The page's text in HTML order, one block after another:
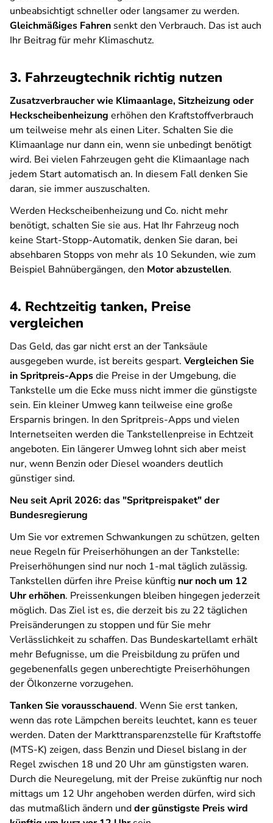
unbeabsichtigt schneller oder langsamer zu werden.
Gleichmäßiges Fahren senkt den Verbrauch. Das ist auch
Ihr Beitrag für mehr Klimaschutz.
3. Fahrzeugtechnik richtig nutzen
Zusatzverbraucher wie Klimaanlage, Sitzheizung oder
Heckscheibenheizung erhöhen den Kraftstoffverbrauch
um teilweise mehr als einen Liter. Schalten Sie die
Klimaanlage nur dann ein, wenn sie unbedingt benötigt
wird. Bei vielen Fahrzeugen geht die Klimaanlage nach
jedem Start automatisch an. In diesem Fall denken Sie
daran, sie immer auszuschalten.
Werden Heckscheibenheizung und Co. nicht mehr
benötigt, schalten Sie sie aus. Hat Ihr Fahrzeug noch
keine Start-Stopp-Automatik, denken Sie daran, bei
absehbaren Stopps von mehr als 10 Sekunden, wie zum
Beispiel Bahnübergängen, den Motor abzustellen.
4. Rechtzeitig tanken, Preise
vergleichen
Das Geld, das gar nicht erst an der Tanksäule
ausgegeben wurde, ist bereits gespart. Vergleichen Sie
in Spritpreis-Appsdie Preise in der Umgebung, die
Tankstelle um die Ecke muss nicht immer die günstigste
sein. Ein kleiner Umweg kann teilweise eine große
Ersparnis bringen. In den Spritpreis-Apps und vielen
Internetseiten werden die Tankstellenpreise in Echtzeit
angeboten. Ein längerer Umweg lohnt sich aber meist
nur, wenn Benzin oder Diesel woanders deutlich
günstiger sind.
Neu seit April 2026: das "Spritpreispaket" der
Bundesregierung
Um Sie vor extremen Schwankungen zu schützen, gelten
neue Regeln für Preiserhöhungen an der Tankstelle:
Preiserhöhungen sind nur noch 1-mal täglich zulässig.
Tankstellen dürfen ihre Preise künftig nur noch um 12
Uhr erhöhen. Preissenkungen bleiben hingegen jederzeit
möglich. Das Ziel ist es, die derzeit bis zu 22 täglichen
Preisänderungen zu stoppen und für Sie mehr
Verlässlichkeit zu schaffen. Das Bundeskartellamt erhält
mehr Befugnisse, um die Preisbildung zu prüfen und
gegebenenfalls gegen unberechtigte Preiserhöhungen
der Ölkonzerne vorzugehen.
Tanken Sie vorausschauend. Wenn Sie erst tanken,
wenn das rote Lämpchen bereits leuchtet, kann es teuer
werden. Daten der Markttransparenzstelle für Kraftstoffe
(MTS-K) zeigen, dass Benzin und Diesel bislang in der
Regel zwischen 18 und 20 Uhr am günstigsten waren.
Durch die Neuregelung, mit der Preise zukünftig nur noch
mittags um 12 Uhr angehoben werden dürfen, wird sich
das mutmaßlich ändern undder günstigste Preis wird